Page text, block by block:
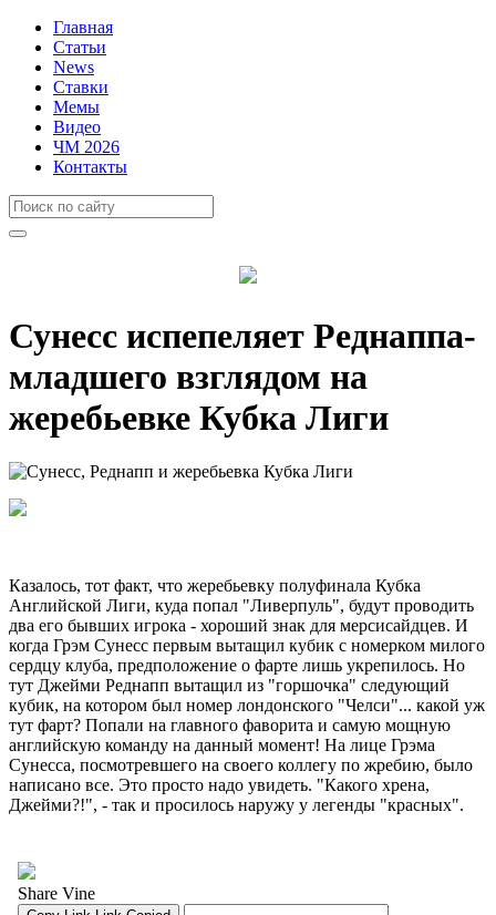
Главная
Статьи
News
Ставки
Мемы
Видео
ЧМ 2026
Контакты
Сунесс испепеляет Реднаппа-
младшего взглядом на
жеребьевке Кубка Лиги
Казалось, тот факт, что жеребьевку полуфинала Кубка
Английской Лиги, куда попал "Ливерпуль", будут проводить
два его бывших игрока - хороший знак для мерсисайдцев. И
когда Грэм Сунесс первым вытащил кубик с номерком милого
сердцу клуба, предположение о фарте лишь укрепилось. Но
тут Джейми Реднапп вытащил из "горшочка" следующий
кубик, на котором был номер лондонского "Челси"... какой уж
тут фарт? Попали на главного фаворита и самую мощную
английскую команду на данный момент! На лице Грэма
Сунесса, посмотревшего на своего коллегу по жребию, было
написано все. Это просто надо увидеть. "Какого хрена,
Джейми?!", - так и просилось наружу у легенды "красных".